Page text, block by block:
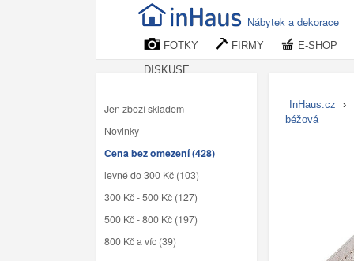
Nábytek a dekorace
FOTKY FIRMY E-SHOP
DISKUSE
Jen zboží skladem
Novinky
Cena bez omezení (428)
levné do 300 Kč (103)
300 Kč - 500 Kč (127)
500 Kč - 800 Kč (197)
800 Kč a víc (39)
InHaus.cz ›
béžová